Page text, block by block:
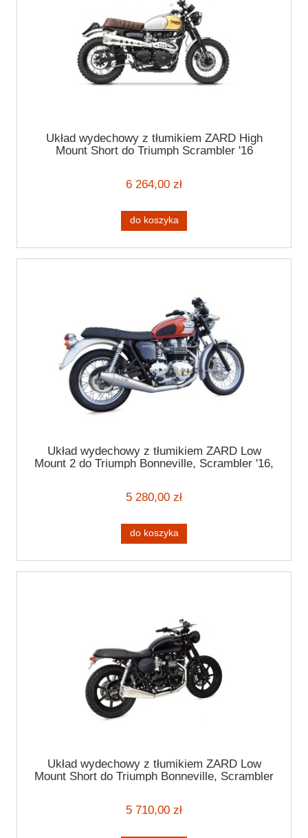
Układ wydechowy z tłumikiem ZARD High
Mount Short do Triumph Scrambler '16
6 264,00 zł
do koszyka
Układ wydechowy z tłumikiem ZARD Low
Mount 2 do Triumph Bonneville, Scrambler '16,
5 280,00 zł
do koszyka
Układ wydechowy z tłumikiem ZARD Low
Mount Short do Triumph Bonneville, Scrambler
5 710,00 zł